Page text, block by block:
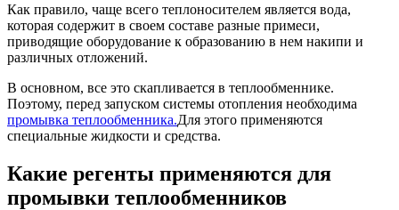
Как правило, чаще всего теплоносителем является вода,
которая содержит в своем составе разные примеси,
приводящие оборудование к образованию в нем накипи и
различных отложений.
В основном, все это скапливается в теплообменнике.
Поэтому, перед запуском системы отопления необходима
промывка теплообменника.Для этого применяются
специальные жидкости и средства.
Какие регенты применяются для
промывки теплообменников